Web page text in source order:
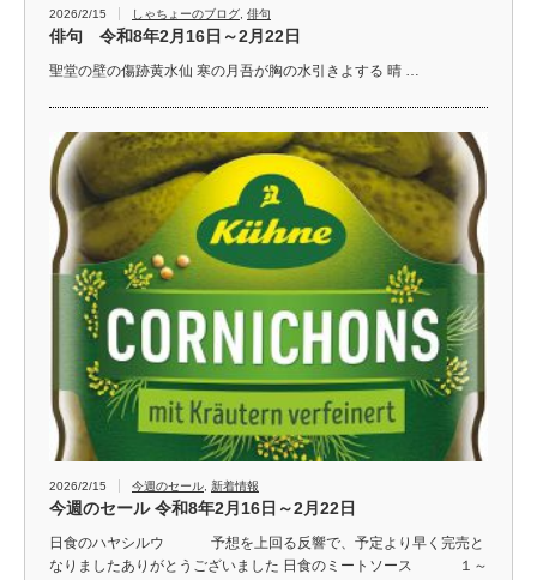
2026/2/15 しゃちょーのブログ, 俳句
俳句 令和8年2月16日～2月22日
聖堂の壁の傷跡黄水仙 寒の月吾が胸の水引きよする 晴 …
2026/2/15 今週のセール 新着情報
今週のセール 令和8年2月16日～2月22日
日食のハヤシルウ 予想を上回る反響で、予定より早く完売と
なりましたありがとうございました 日食のミートソース １～